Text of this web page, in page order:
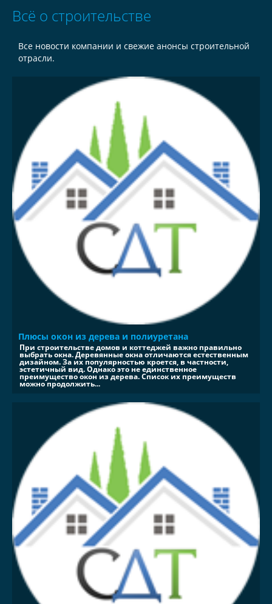
Всё о строительстве
Все новости компании и свежие анонсы строительной
отрасли.
Плюсы окон из дерева и полиуретана
При строительстве домов и коттеджей важно правильно
выбрать окна. Деревянные окна отличаются естественным
дизайном. За их популярностью кроется, в частности,
эстетичный вид. Однако это не единственное
преимущество окон из дерева. Список их преимуществ
можно продолжить...